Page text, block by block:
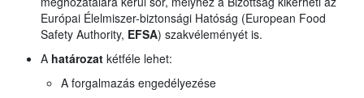
Európai Élelmiszer-biztonsági Hatóság (European Food
Safety Authority, EFSA) szakvéleményét is.
A határozat kétféle lehet:
A forgalmazás engedélyezése